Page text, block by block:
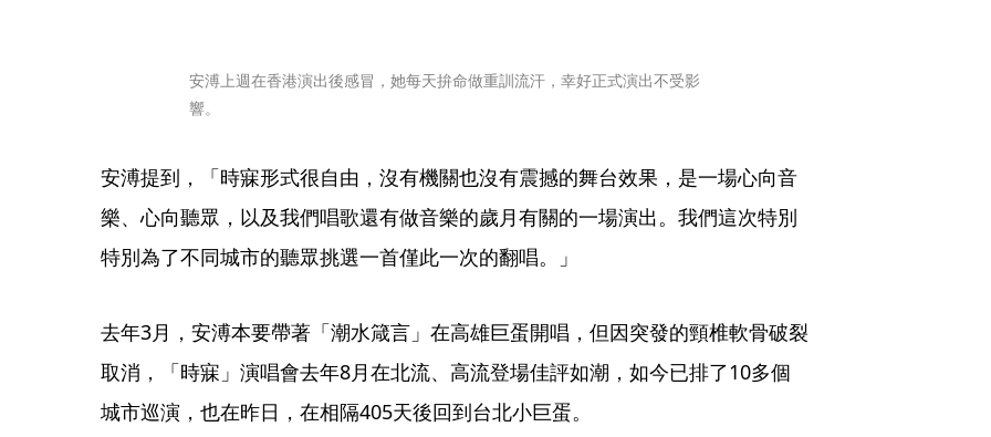
安溥上週在香港演出後感冒，她每天拚命做重訓流汗，幸好正式演出不受影
響。
安溥提到，「時寐形式很自由，沒有機關也沒有震撼的舞台效果，是一場心向音
樂、心向聽眾，以及我們唱歌還有做音樂的歲月有關的一場演出。我們這次特別
特別為了不同城市的聽眾挑選一首僅此一次的翻唱。」
去年3月，安溥本要帶著「潮水箴言」在高雄巨蛋開唱，但因突發的頸椎軟骨破裂
取消，「時寐」演唱會去年8月在北流、高流登場佳評如潮，如今已排了10多個
城市巡演，也在昨日，在相隔405天後回到台北小巨蛋。